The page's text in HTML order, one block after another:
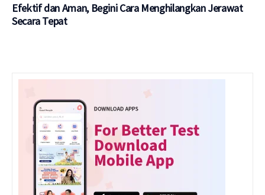
Efektif dan Aman, Begini Cara Menghilangkan Jerawat
Secara Tepat